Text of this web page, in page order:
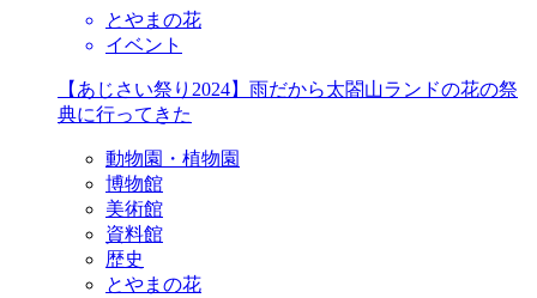
とやまの花
イベント
【あじさい祭り2024】雨だから太閤山ランドの花の祭
典に行ってきた
動物園・植物園
博物館
美術館
資料館
歴史
とやまの花